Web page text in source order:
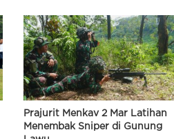
Prajurit Menkav 2 Mar Latihan
Menembak Sniper di Gunung